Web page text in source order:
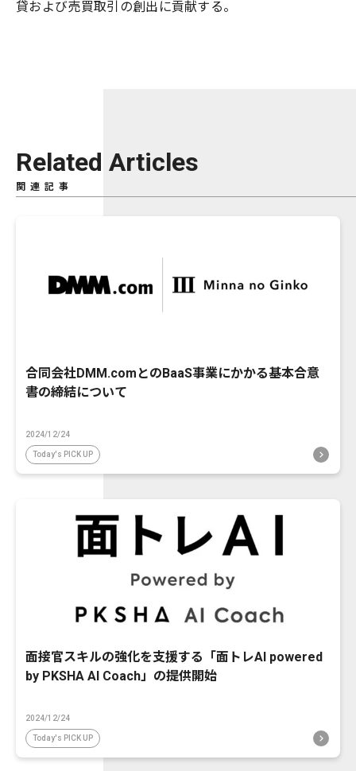
貸および売買取引の創出に貢献する。
Related Articles
関連記事
合同会社DMM.comとのBaaS事業にかかる基本合意
書の締結について
2024/12/24
Today's PICK UP
面接官スキルの強化を支援する「面トレAI powered
by PKSHA AI Coach」の提供開始
2024/12/24
Today's PICK UP